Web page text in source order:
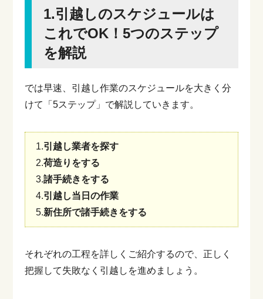
間依頼OK。単身や忙しい方におすすめ。・電
話見積もり：手軽に依頼可能。ただし内容は
曖昧になりがち。・ビデオ通話見積もり：訪
問不要で荷物を画面越しに確認。・一括見積
1.引越しのスケジュールは
これでOK！5つのステップ
を解説
では早速、引越し作業のスケジュールを大きく分
けて「5ステップ」で解説していきます。
1.引越し業者を探す
2.荷造りをする
3.諸手続きをする
4.引越し当日の作業
5.新住所で諸手続きをする
それぞれの工程を詳しくご紹介するので、正しく
把握して失敗なく引越しを進めましょう。